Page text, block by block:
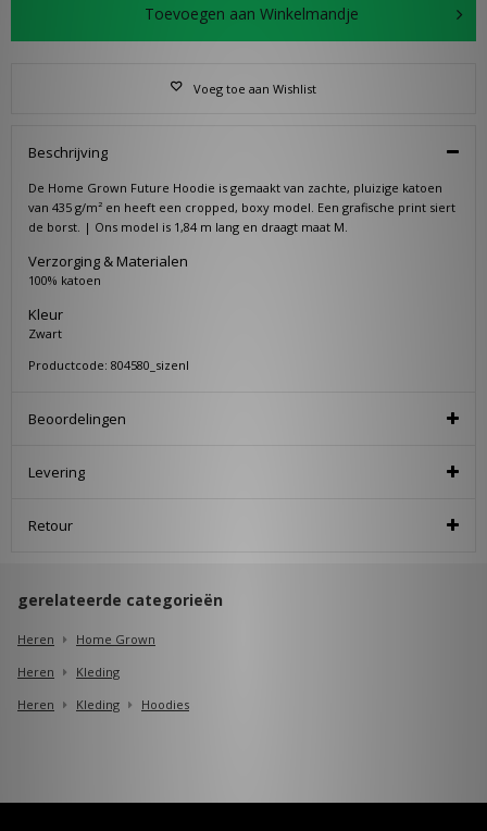
Toevoegen aan Winkelmandje
Voeg toe aan Wishlist
Beschrijving
De Home Grown Future Hoodie is gemaakt van zachte, pluizige katoen
van 435 g/m² en heeft een cropped, boxy model. Een grafische print siert
de borst. | Ons model is 1,84 m lang en draagt maat M.
Verzorging & Materialen
100% katoen
Kleur
Zwart
Productcode: 804580_sizenl
Beoordelingen
Levering
Retour
gerelateerde categorieën
Heren
Home Grown
Heren
Kleding
Heren
Kleding Hoodies